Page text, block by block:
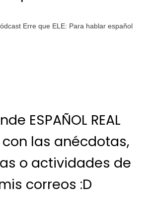
Erre que ELE: Para hablar español
ESPAÑOL REAL
las anécdotas,
o actividades de
correos :D